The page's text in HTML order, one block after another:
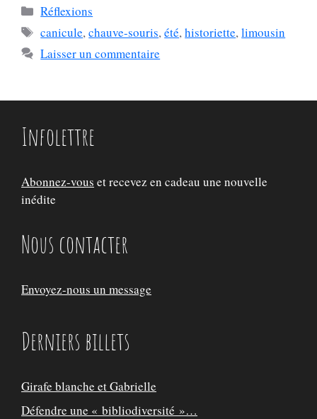
Catégories
Réflexions
Étiquettes
canicule,chauve-souris,été,historiette,limousin
Laisser un commentaire
Infolettre
Abonnez-vous et recevez en cadeau une nouvelle
inédite
Nous contacter
Envoyez-nous un message
Derniers billets
Girafe blanche et Gabrielle
Défendre une « bibliodiversité »…